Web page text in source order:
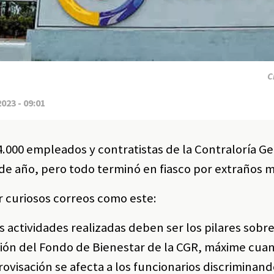
- 09:01
empleados y contratistas de la Contraloría
año, pero todo terminó en fiasco por extraños
correos como este:
actividades realizadas deben ser los pilares
del Fondo de Bienestar de la CGR, máxime
se afecta a los funcionarios